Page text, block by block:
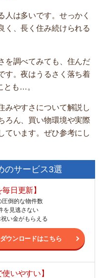
人は多いです。せっかく
く、長く住み続けられる
を調べてみても、住んだ
す。夜はうるさく落ち着
とも…。
みやすさについて解説し
ろん、買い物環境や実際
ています。ぜひ参考にし
のサービス3選
毎日更新】
圧倒的な物件数
を見逃さない
い金がもらえる
ダウンロードはこちら
使いやすい】